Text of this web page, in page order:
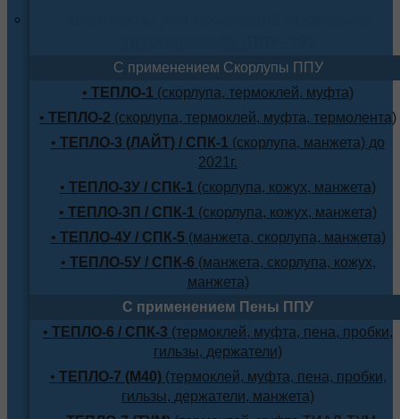
С применением Скорлупы ППУ
• ТЕПЛО-1 (скорлупа, термоклей, муфта)
• ТЕПЛО-2 (скорлупа, термоклей, муфта, термолента)
• ТЕПЛО-3 (ЛАЙТ) / СПК-1 (скорлупа, манжета) до
2021г.
• ТЕПЛО-3У / СПК-1 (скорлупа, кожух, манжета)
• ТЕПЛО-3П / СПК-1 (скорлупа, кожух, манжета)
• ТЕПЛО-4У / СПК-5 (манжета, скорлупа, манжета)
• ТЕПЛО-5У / СПК-6 (манжета, скорлупа, кожух,
манжета)
С применением Пены ППУ
• ТЕПЛО-6 / СПК-3 (термоклей, муфта, пена, пробки,
гильзы, держатели)
• ТЕПЛО-7 (М40)(термоклей, муфта, пена, пробки,
гильзы, держатели, манжета)